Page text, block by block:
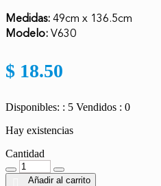
Medidas:49cm x 136.5cm
Modelo:V630
$ 18.50
Disponibles: : 5 Vendidos : 0
Hay existencias
Cantidad
Añadir al carrito